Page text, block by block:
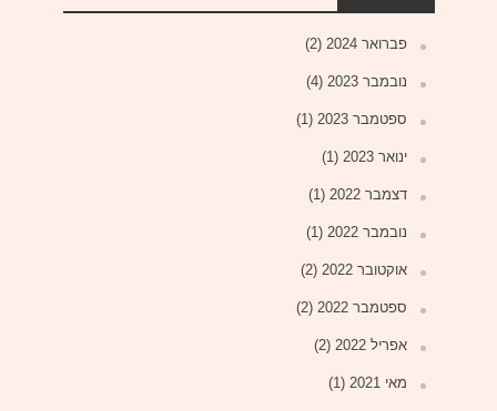
פברואר 2024 (2)
נובמבר 2023 (4)
ספטמבר 2023 (1)
ינואר 2023 (1)
דצמבר 2022 (1)
נובמבר 2022 (1)
אוקטובר 2022 (2)
ספטמבר 2022 (2)
אפריל 2022 (2)
מאי 2021 (1)